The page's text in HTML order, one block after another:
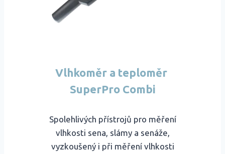
Vlhkoměr a teploměr
SuperPro Combi
Spolehlivých přístrojů pro měření
vlhkosti sena, slámy a senáže,
vyzkoušený i při měření vlhkosti